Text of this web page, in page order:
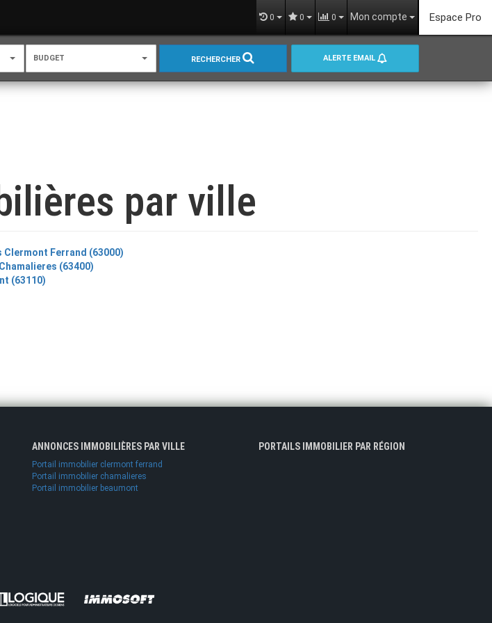
0 0 0 Mon compte Espace Pro
BUDGET RECHERCHER ALERTE EMAIL
par ville
Ferrand (63000)
(63400)
(63110)
ANNONCES IMMOBILIÈRES PAR VILLE
Portail immobilier clermont ferrand
Portail immobilier chamalieres
Portail immobilier beaumont
PORTAILS IMMOBILIER PAR RÉGION